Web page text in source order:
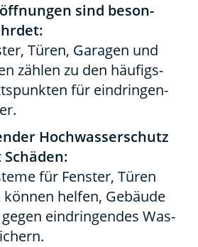
sind beson­
Türen, Gara­gen und
zäh­len zu den häu­figs­
für ein­drin­gen­
Hoch­was­ser­schutz
für Fens­ter, Türen
kön­nen hel­fen, Gebäu­de
ein­drin­gen­des Was­